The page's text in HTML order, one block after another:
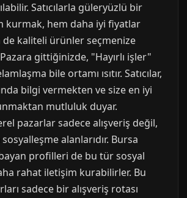
Satıcılarla güleryüzlü bir
kurmak, hem daha iyi fiyatlar
de kaliteli ürünler seçmenize
gittiğinizde, "Hayırlı işler"
bile ortamı ısıtır. Satıcılar,
bilgi vermekten ve size en iyi
mutluluk duyar.
pazarlar sadece alışveriş değil,
alanlarıdır. Bursa
profilleri de bu tür sosyal
rahat iletişim kurabilirler. Bu
sadece bir alışveriş rotası